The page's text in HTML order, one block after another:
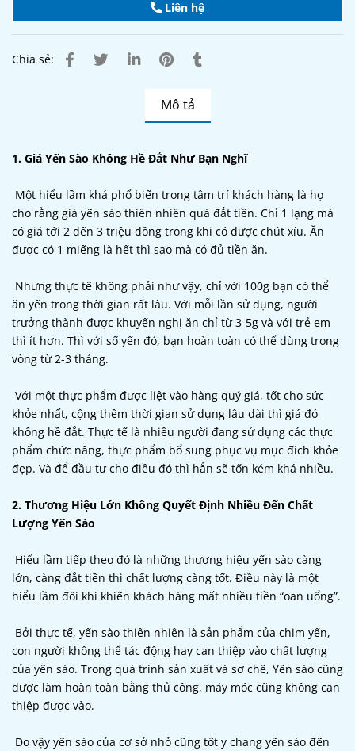
Liên hệ
Chia sẻ:
Mô tả
1. Giá Yến Sào Không Hề Đắt Như Bạn Nghĩ
Một hiểu lầm khá phổ biến trong tâm trí khách hàng là họ
cho rằng giá yến sào thiên nhiên quá đắt tiền. Chỉ 1 lạng mà
có giá tới 2 đến 3 triệu đồng trong khi có được chút xíu. Ăn
được có 1 miếng là hết thì sao mà có đủ tiền ăn.
Nhưng thực tế không phải như vậy, chỉ với 100g bạn có thể
ăn yến trong thời gian rất lâu. Với mỗi lần sử dụng, người
trưởng thành được khuyến nghị ăn chỉ từ 3-5g và với trẻ em
thì ít hơn. Thì với số yến đó, bạn hoàn toàn có thể dùng trong
vòng từ 2-3 tháng.
Với một thực phẩm được liệt vào hàng quý giá, tốt cho sức
khỏe nhất, cộng thêm thời gian sử dụng lâu dài thì giá đó
không hề đắt. Thực tế là nhiều người đang sử dụng các thực
phẩm chức năng, thực phẩm bổ sung phục vụ mục đích khỏe
đẹp. Và để đầu tư cho điều đó thì hẳn sẽ tốn kém khá nhiều.
2. Thương Hiệu Lớn Không Quyết Định Nhiều Đến Chất
Lượng Yến Sào
Hiểu lầm tiếp theo đó là những thương hiệu yến sào càng
lớn, càng đắt tiền thì chất lượng càng tốt. Điều này là một
hiểu lầm đôi khi khiến khách hàng mất nhiều tiền “oan uổng”.
Bởi thực tế, yến sào thiên nhiên là sản phẩm của chim yến,
con người không thể tác động hay can thiệp vào chất lượng
của yến sào. Trong quá trình sản xuất và sơ chế, Yến sào cũng
được làm hoàn toàn bằng thủ công, máy móc cũng không can
thiệp được vào.
Do vậy yến sào của cơ sở nhỏ cũng tốt y chang yến sào đến